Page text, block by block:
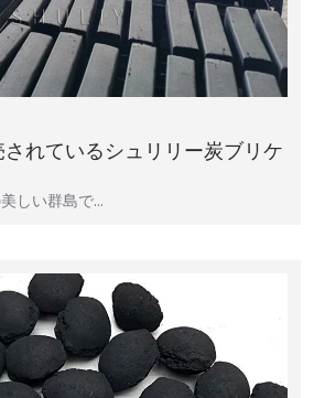
れているシュリリー炭ブリケ
しい群島で…